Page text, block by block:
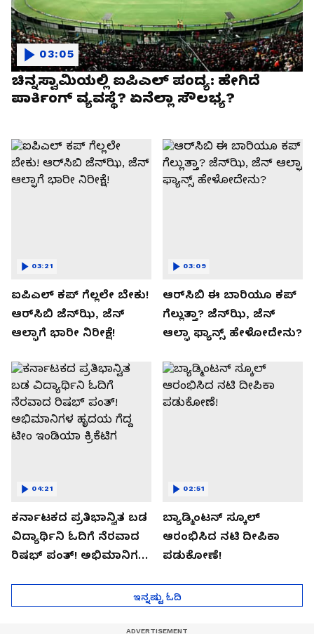
ಚಿನ್ನಸ್ವಾಮಿಯಲ್ಲಿ ಐಪಿಎಲ್‌ ಪಂದ್ಯ: ಹೇಗಿದೆ
ಪಾರ್ಕಿಂಗ್ ವ್ಯವಸ್ಥೆ? ಏನೆಲ್ಲಾ ಸೌಲಭ್ಯ?
03:05
ಐಪಿಎಲ್ ಕಪ್‌ ಗೆಲ್ಲಲೇ ಬೇಕು!
ಆರ್‌ಸಿಬಿ ಜೆನ್‌ಝಿ, ಜೆನ್‌
ಆಲ್ಫಾಗೆ ಭಾರೀ ನಿರೀಕ್ಷೆ!
03:21
ಆರ್‌ಸಿಬಿ ಈ ಬಾರಿಯೂ ಕಪ್‌
ಗೆಲ್ಲುತ್ತಾ? ಜೆನ್‌ಝಿ, ಜೆನ್‌
ಆಲ್ಫಾ ಫ್ಯಾನ್ಸ್ ಹೇಳೋದೇನು?
03:09
ಕರ್ನಾಟಕದ ಪ್ರತಿಭಾನ್ವಿತ ಬಡ
ವಿದ್ಯಾರ್ಥಿನಿ ಓದಿಗೆ ನೆರವಾದ
ರಿಷಭ್ ಪಂತ್! ಅಭಿಮಾನಿಗಳ
04:21
ಬ್ಯಾಡ್ಮಿಂಟನ್ ಸ್ಕೂಲ್​
ಆರಂಭಿಸಿದ ನಟಿ ದೀಪಿಕಾ
ಪಡುಕೋಣೆ!
02:51
ಇನ್ನಷ್ಟು ಓದಿ